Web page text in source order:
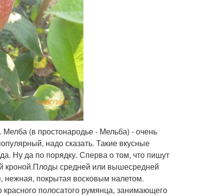
(в простонародье - Мельба) - очень
надо сказать. Такие вкусные
Ну да по порядку. Сперва о том, что пишут
кроной.Плоды средней или вышесредней
нежная, покрытая восковым налетом.
полосатого румянца, занимающего